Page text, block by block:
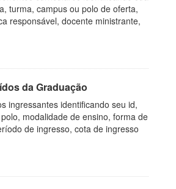
turma, campus ou polo de oferta,
responsável, docente ministrante,
da Graduação
ingressantes identificando seu id,
modalidade de ensino, forma de
de ingresso, cota de ingresso